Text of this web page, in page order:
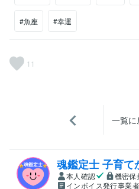
#魚座 #幸運
11
一覧に
魂鑑定士 子育て
本人確認
機密保
インボイス発行事業者